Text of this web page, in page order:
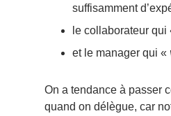
suffisamment
le collaborateur qui
et le manager qui «
On a tendance à passer
quand on délègue, car